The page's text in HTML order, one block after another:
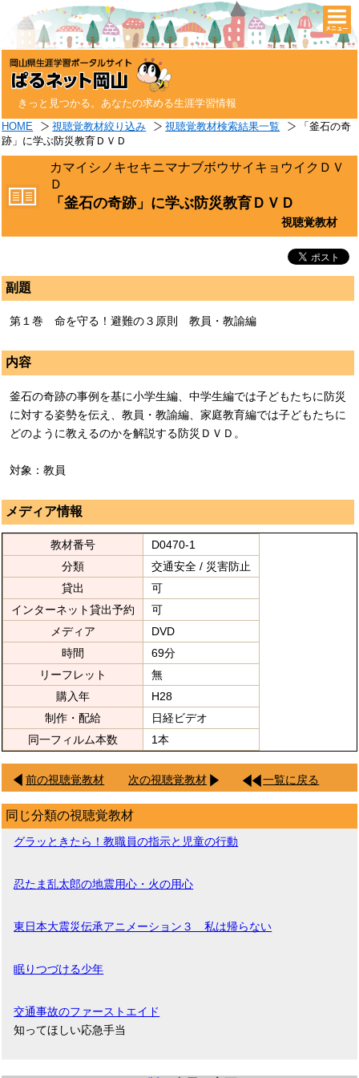
きっと見つかる。あなたの求める生涯学習情報
HOME 視聴覚教材絞り込み 視聴覚教材検索結果一覧
「釜石の奇
跡」に学ぶ防災教育ＤＶＤ
カマイシノキセキニマナブボウサイキョウイクＤＶ
Ｄ
「釜石の奇跡」に学ぶ防災教育ＤＶＤ
視聴覚教材
副題
第１巻 命を守る！避難の３原則 教員・教諭編
内容
釜石の奇跡の事例を基に小学生編、中学生編では子どもたちに防災
に対する姿勢を伝え、教員・教諭編、家庭教育編では子どもたちに
どのように教えるのかを解説する防災ＤＶＤ。
対象：教員
メディア情報
教材番号
D0470-1
分類
交通安全 / 災害防止
貸出
可
インターネット貸出予約
可
メディア
DVD
時間
69分
リーフレット
無
購入年
H28
制作・配給
日経ビデオ
同一フィルム本数
1本
前の視聴覚教材 次の視聴覚教材 一覧に戻る
同じ分類の視聴覚教材
グラッときたら！教職員の指示と児童の行動
忍たま乱太郎の地震用心・火の用心
東日本大震災伝承アニメーション３ 私は帰らない
眠りつづける少年
交通事故のファーストエイド
知ってほしい応急手当